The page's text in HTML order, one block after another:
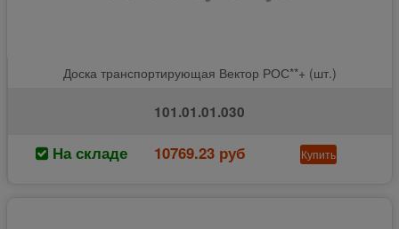
Доска транспортирующая Вектор РОС**+ (шт.)
101.01.01.030
На складе 10769.23 руб Купить